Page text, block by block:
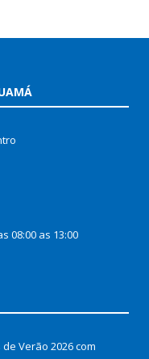
08:00 as 13:00
Verão 2026 com